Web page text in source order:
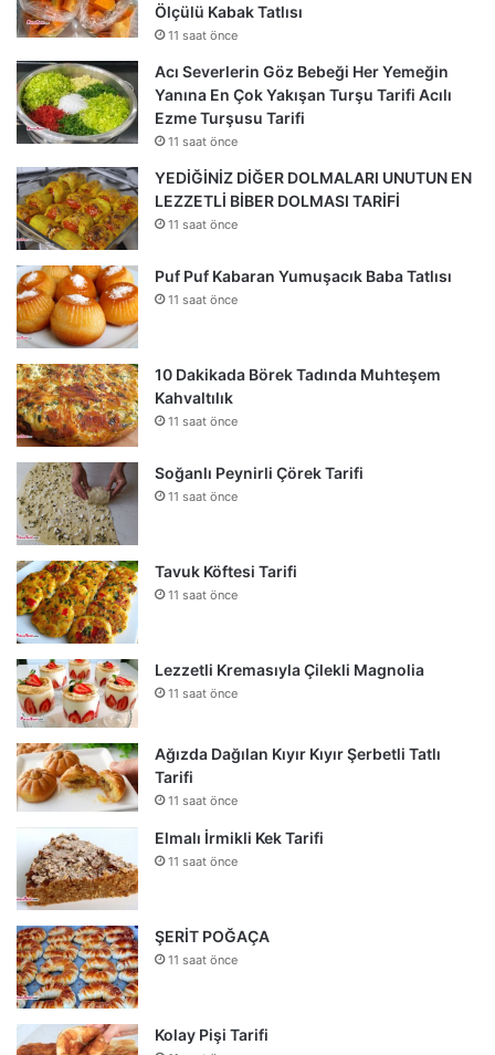
Ölçülü Kabak Tatlısı
11 saat önce
Acı Severlerin Göz Bebeği Her Yemeğin
Yanına En Çok Yakışan Turşu Tarifi Acılı
Ezme Turşusu Tarifi
11 saat önce
YEDİĞİNİZ DİĞER DOLMALARI UNUTUN EN
LEZZETLİ BİBER DOLMASI TARİFİ
11 saat önce
Puf Puf Kabaran Yumuşacık Baba Tatlısı
11 saat önce
10 Dakikada Börek Tadında Muhteşem
Kahvaltılık
11 saat önce
Soğanlı Peynirli Çörek Tarifi
11 saat önce
Tavuk Köftesi Tarifi
11 saat önce
Lezzetli Kremasıyla Çilekli Magnolia
11 saat önce
Ağızda Dağılan Kıyır Kıyır Şerbetli Tatlı
Tarifi
11 saat önce
Elmalı İrmikli Kek Tarifi
11 saat önce
ŞERİT POĞAÇA
11 saat önce
Kolay Pişi Tarifi